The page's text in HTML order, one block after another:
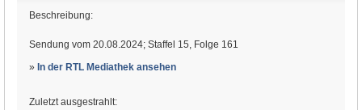
Beschreibung:
Sendung vom 20.08.2024; Staffel 15, Folge 161
» In der RTL Mediathek ansehen
Zuletzt ausgestrahlt: